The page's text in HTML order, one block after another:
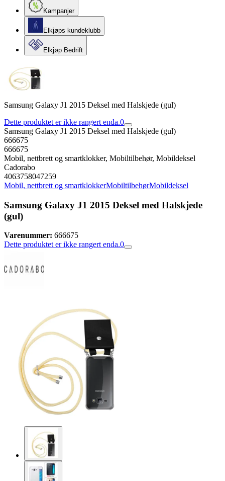
Kampanjer
Elkjøps kundeklubb
Elkjøp Bedrift
Samsung Galaxy J1 2015 Deksel med Halskjede (gul)
Dette produktet er ikke rangert enda.0
Samsung Galaxy J1 2015 Deksel med Halskjede (gul)
666675
666675
Mobil, nettbrett og smartklokker, Mobiltilbehør, Mobildeksel
Cadorabo
4063758047259
Mobil, nettbrett og smartklokkerMobiltilbehørMobildeksel
Samsung Galaxy J1 2015 Deksel med Halskjede
(gul)
Varenummer: 666675
Dette produktet er ikke rangert enda.0